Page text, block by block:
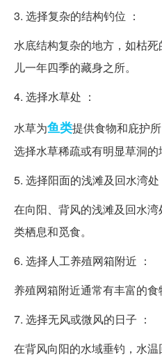
3. 选择复杂的结构钓位 ：
水底结构复杂的地方，如枯
儿一年四季的藏身之所。
4. 选择水草处 ：
水草为鱼类提供食物和庇护
选择水草稀疏或有明显草洞的
5. 选择阳面的浅滩及回水湾处
在向阳、背风的浅滩及回水
类栖息和觅食。
6. 选择人工养殖网箱附近 ：
养殖网箱附近通常有丰富的食
7. 选择无风或微风的日子 ：
在背风向阳的水域垂钓，水